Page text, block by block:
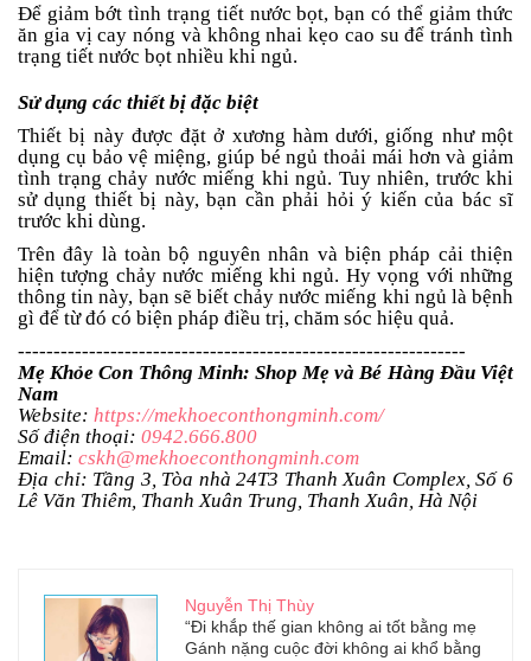
Để giảm bớt tình trạng tiết nước bọt, bạn có thể giảm thức
ăn gia vị cay nóng và không nhai kẹo cao su để tránh tình
trạng tiết nước bọt nhiều khi ngủ.
Sử dụng các thiết bị đặc biệt
Thiết bị này được đặt ở xương hàm dưới, giống như một
dụng cụ bảo vệ miệng, giúp bé ngủ thoải mái hơn và giảm
tình trạng chảy nước miếng khi ngủ. Tuy nhiên, trước khi
sử dụng thiết bị này, bạn cần phải hỏi ý kiến của bác sĩ
trước khi dùng.
Trên đây là toàn bộ nguyên nhân và biện pháp cải thiện
hiện tượng chảy nước miếng khi ngủ. Hy vọng với những
thông tin này, bạn sẽ biết chảy nước miếng khi ngủ là bệnh
gì để từ đó có biện pháp điều trị, chăm sóc hiệu quả.
---------------------------------------------------------------
Mẹ Khỏe Con Thông Minh: Shop Mẹ và Bé Hàng Đầu Việt
Nam
Website: https://mekhoeconthongminh.com/
Số điện thoại: 0942.666.800
Email: cskh@mekhoeconthongminh.com
Địa chỉ: Tầng 3, Tòa nhà 24T3 Thanh Xuân Complex, Số 6
Lê Văn Thiêm, Thanh Xuân Trung, Thanh Xuân, Hà Nội
Nguyễn Thị Thùy
“Đi khắp thế gian không ai tốt bằng mẹ
Gánh nặng cuộc đời không ai khổ bằng